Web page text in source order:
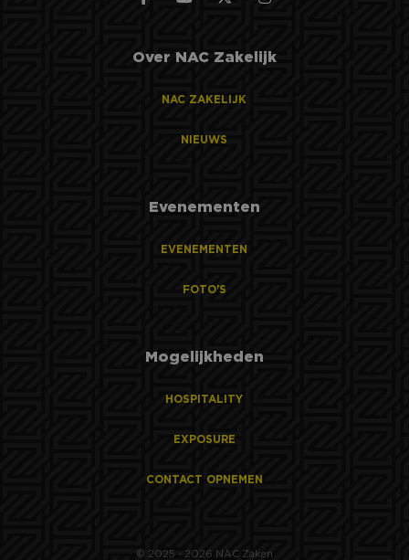
Over NAC Zakelijk
NAC ZAKELIJK
NIEUWS
Evenementen
EVENEMENTEN
FOTO'S
Mogelijkheden
HOSPITALITY
EXPOSURE
CONTACT OPNEMEN
© 2025 - 2026 NAC Zaken